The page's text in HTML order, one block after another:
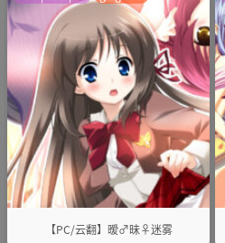
【PC/云翻】暧♂昧♀迷雾